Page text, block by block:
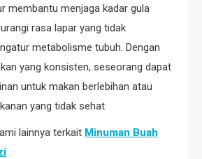
membantu menjaga kadar gula
rasa lapar yang tidak
metabolisme tubuh. Dengan
yang konsisten, seseorang dapat
untuk makan berlebihan atau
yang tidak sehat.
lainnya terkait Minuman Buah
.